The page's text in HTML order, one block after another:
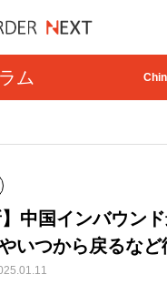
ム
】中国インバウン
いつから戻るな